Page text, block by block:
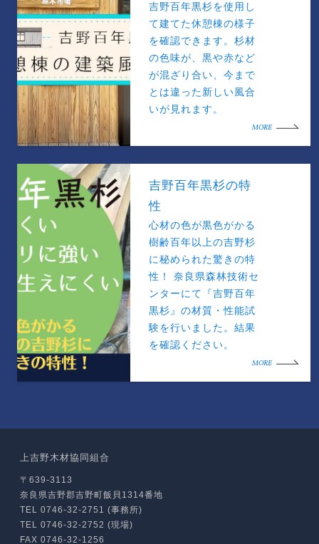
吉野百年黒杉を使用し
て建てた休憩棟の様子
を確認できます。杉材
の色味が、黒や赤など
が混ざり合い、今まで
とは違った新しい風合
いが見れます。
MORE
吉野百年黒杉の特
性
心材の色が黒色がかる
樹齢百年以上の吉野杉
に秘められた驚きの特
性！ 奈良県森林技術セ
ンターにて『吉野百年
黒杉』の材質・性能試
験を行いました。結果
を確認ください。
MORE
上吉野木材協同組合
〒639-3113
奈良県吉野郡吉野町飯貝1314番地
TEL 0746-32-2751 (事務所)
TEL 0746-32-2752 (現場)
FAX 0746-32-1256